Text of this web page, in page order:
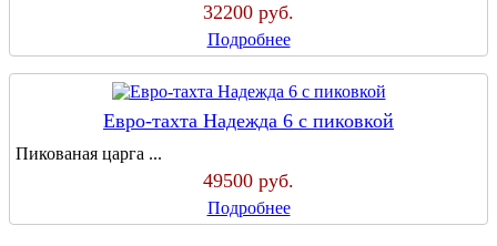
32200 руб.
Подробнее
Евро-тахта Надежда 6 с пиковкой
Пикованая царга ...
49500 руб.
Подробнее